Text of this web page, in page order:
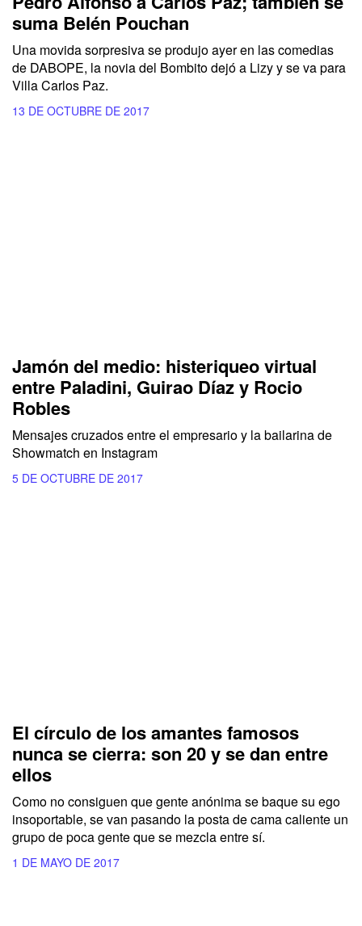
suma Belén Pouchan
Una movida sorpresiva se produjo ayer en las comedias
de DABOPE, la novia del Bombito dejó a Lizy y se va para
Villa Carlos Paz.
13 DE OCTUBRE DE 2017
Jamón del medio: histeriqueo virtual
entre Paladini, Guirao Díaz y Rocio
Robles
Mensajes cruzados entre el empresario y la bailarina de
Showmatch en Instagram
5 DE OCTUBRE DE 2017
El círculo de los amantes famosos
nunca se cierra: son 20 y se dan entre
ellos
Como no consiguen que gente anónima se baque su ego
insoportable, se van pasando la posta de cama caliente un
grupo de poca gente que se mezcla entre sí.
1 DE MAYO DE 2017